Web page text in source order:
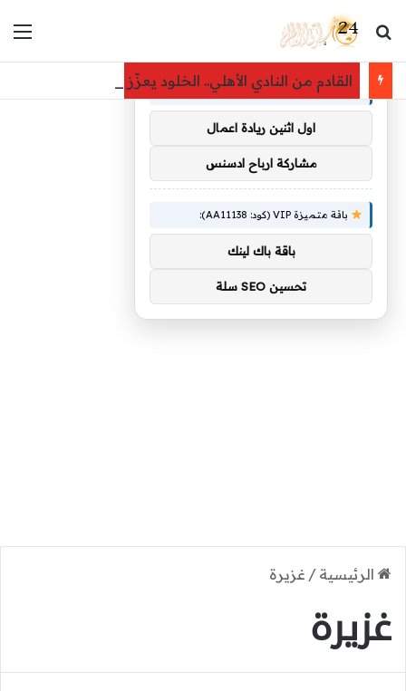
بحث عن
القادم من النادي الأهلي.. الخلود يعزّز صفوفه باللاعب
الرئيسية / غزيرة
غزيرة
توصيات :
باقة متميزة VIP (كود: AA38045):
اول اثنين ريادة اعمال
مشاركة ارباح ادسنس
باقة متميزة VIP (كود: AA11138):
باقة باك لينك
تحسين SEO سلة